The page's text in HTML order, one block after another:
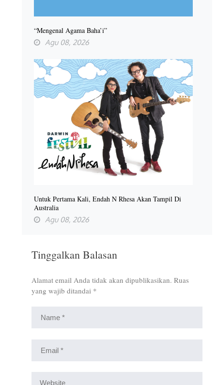
“Mengenal Agama Baha’i”
Agu 08, 2026
Untuk Pertama Kali, Endah N Rhesa Akan Tampil Di
Australia
Agu 08, 2026
Tinggalkan Balasan
Alamat email Anda tidak akan dipublikasikan. Ruas
yang wajib ditandai *